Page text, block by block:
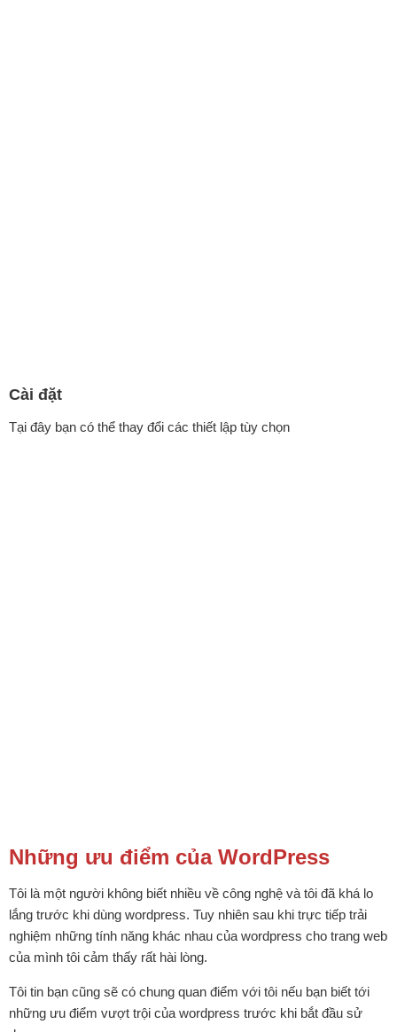
Cài đặt
Tại đây bạn có thể thay đổi các thiết lập tùy chọn
Những ưu điểm của WordPress
Tôi là một người không biết nhiều về công nghệ và tôi đã khá lo
lắng trước khi dùng wordpress. Tuy nhiên sau khi trực tiếp trải
nghiệm những tính năng khác nhau của wordpress cho trang web
của mình tôi cảm thấy rất hài lòng.
Tôi tin bạn cũng sẽ có chung quan điểm với tôi nếu bạn biết tới
những ưu điểm vượt trội của wordpress trước khi bắt đầu sử